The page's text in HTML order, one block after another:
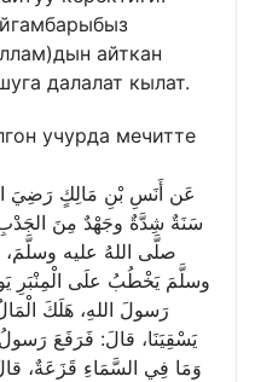
айткан
далалат кылат.
учурда мечитте
عَن أَنَسِ بْنِ مَالِكٍ رَضِيَ
سَنَةٌ شِدَّةٌ وجَهْدٌ مِنَ
صلَّى اللهُ عليه وسلَّمَ،
وسلَّمَ يَخْطُبُ علَى الْمِنْبَرِ
رَسولَ اللهِ، هَلَكَ
يَسْقِيَنَا، قالَ: فَرَفَعَ
وَمَا فِي السَّمَاءِ قَزَعَةٌ،